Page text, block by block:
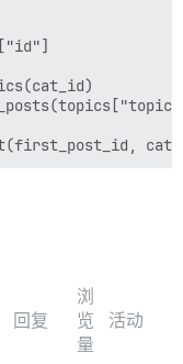
回复
浏
览
量
活动